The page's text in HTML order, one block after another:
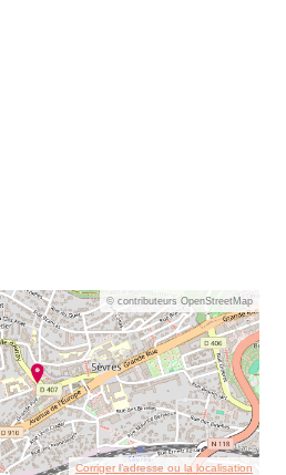
© contributeurs OpenStreetMap
Corriger l’adresse ou la localisation